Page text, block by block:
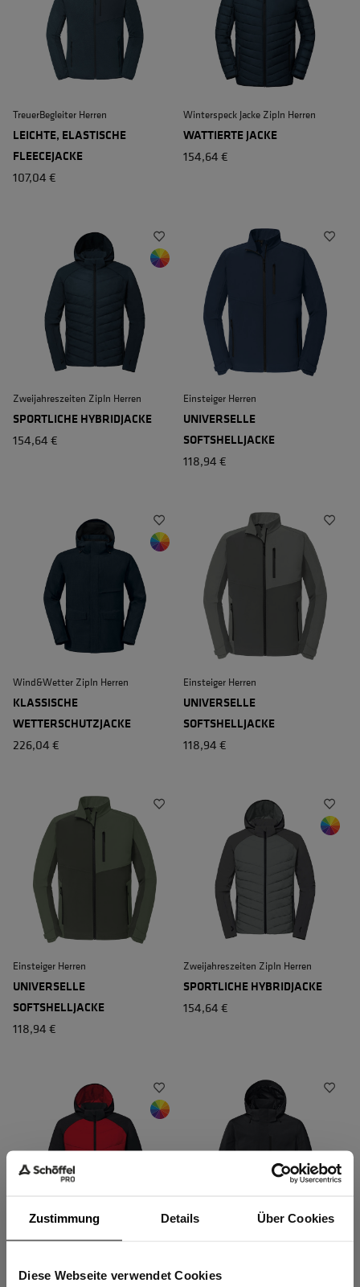
Zustimmung Details Über Cookies
Diese Webseite verwendet Cookies
TreuerBegleiter Herren
LEICHTE, ELASTISCHE
FLEECEJACKE
107,04 €
Winterspeck Jacke ZipIn Herren
WATTIERTE JACKE
154,64 €
Zweijahreszeiten ZipIn Herren
SPORTLICHE HYBRIDJACKE
154,64 €
Einsteiger Herren
UNIVERSELLE
SOFTSHELLJACKE
118,94 €
Wind&Wetter ZipIn Herren
KLASSISCHE
WETTERSCHUTZJACKE
226,04 €
Einsteiger Herren
UNIVERSELLE
SOFTSHELLJACKE
118,94 €
Einsteiger Herren
UNIVERSELLE
SOFTSHELLJACKE
118,94 €
Zweijahreszeiten ZipIn Herren
SPORTLICHE HYBRIDJACKE
154,64 €
SPORTLICHE HYBRIDJACKE
HIGH-END